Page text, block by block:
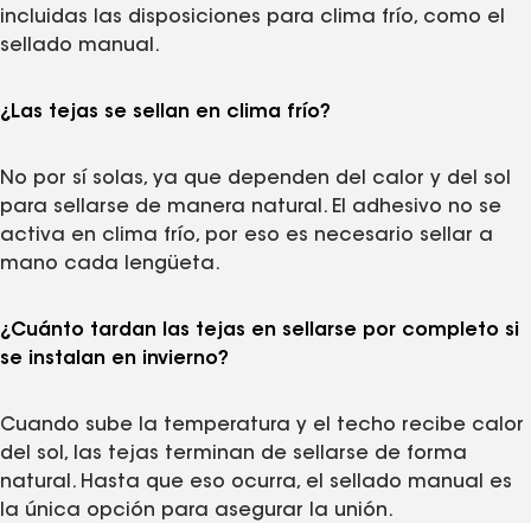
incluidas las disposiciones para clima frío, como el
sellado manual.
¿Las tejas se sellan en clima frío?
No por sí solas, ya que dependen del calor y del sol
para sellarse de manera natural. El adhesivo no se
activa en clima frío, por eso es necesario sellar a
mano cada lengüeta.
¿Cuánto tardan las tejas en sellarse por completo si
se instalan en invierno?
Cuando sube la temperatura y el techo recibe calor
del sol, las tejas terminan de sellarse de forma
natural. Hasta que eso ocurra, el sellado manual es
la única opción para asegurar la unión.